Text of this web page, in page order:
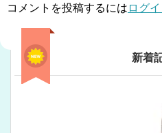
コメントを投稿するには ログ
新着